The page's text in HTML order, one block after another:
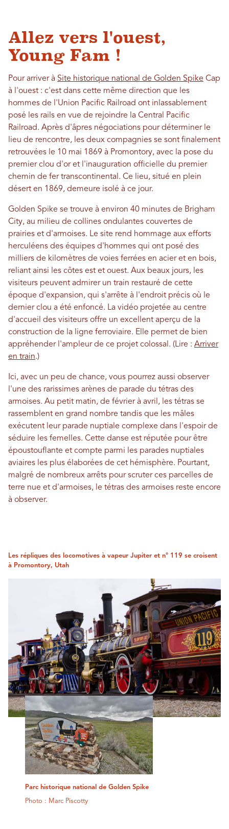
Allez vers l'ouest,
Young Fam !
Pour arriver à Site historique national de Golden Spike Cap
à l'ouest : c'est dans cette même direction que les
hommes de l'Union Pacific Railroad ont inlassablement
posé les rails en vue de rejoindre la Central Pacific
Railroad. Après d'âpres négociations pour déterminer le
lieu de rencontre, les deux compagnies se sont finalement
retrouvées le 10 mai 1869 à Promontory, avec la pose du
premier clou d'or et l'inauguration officielle du premier
chemin de fer transcontinental. Ce lieu, situé en plein
désert en 1869, demeure isolé à ce jour.
Golden Spike se trouve à environ 40 minutes de Brigham
City, au milieu de collines ondulantes couvertes de
prairies et d'armoises. Le site rend hommage aux efforts
herculéens des équipes d'hommes qui ont posé des
milliers de kilomètres de voies ferrées en acier et en bois,
reliant ainsi les côtes est et ouest. Aux beaux jours, les
visiteurs peuvent admirer un train restauré de cette
époque d'expansion, qui s'arrête à l'endroit précis où le
dernier clou a été enfoncé. La vidéo projetée au centre
d'accueil des visiteurs offre un excellent aperçu de la
construction de la ligne ferroviaire. Elle permet de bien
appréhender l'ampleur de ce projet colossal. (Lire : Arriver
en train.)
Ici, avec un peu de chance, vous pourrez aussi observer
l'une des rarissimes arènes de parade du tétras des
armoises. Au petit matin, de février à avril, les tétras se
rassemblent en grand nombre tandis que les mâles
exécutent leur parade nuptiale complexe dans l'espoir de
séduire les femelles. Cette danse est réputée pour être
époustouflante et compte parmi les parades nuptiales
aviaires les plus élaborées de cet hémisphère. Pourtant,
malgré de nombreux arrêts pour scruter ces parcelles de
terre nue et d'armoises, le tétras des armoises reste encore
à observer.
Parc historique national de Golden Spike
Photo : Marc Piscotty
Les répliques des locomotives à vapeur Jupiter et n° 119 se croisent
à Promontory, Utah